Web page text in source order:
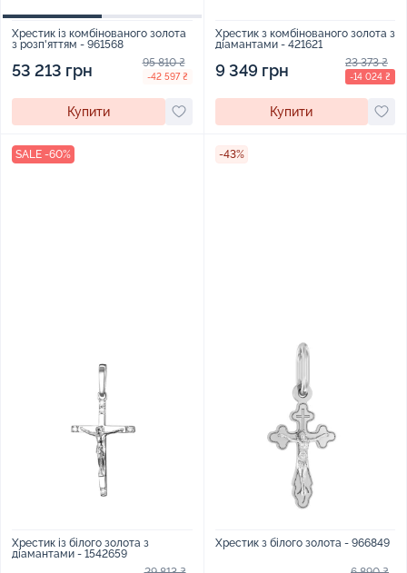
Хрестик із комбінованого золота
з розп'яттям - 961568
53 213 грн 95 810 ₴
-42 597 ₴
Купити
Хрестик з комбінованого золота з
діамантами - 421621
9 349 грн 23 373 ₴
-14 024 ₴
Купити
SALE -60%
Хрестик із білого золота з
діамантами - 1542659
-43%
Хрестик з білого золота - 966849